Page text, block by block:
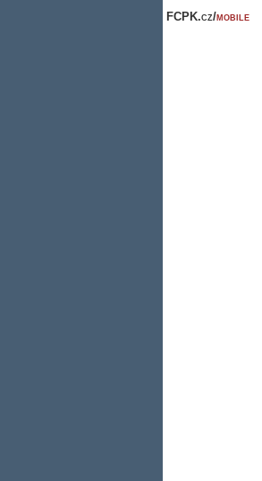
FCPK.cz/mobile